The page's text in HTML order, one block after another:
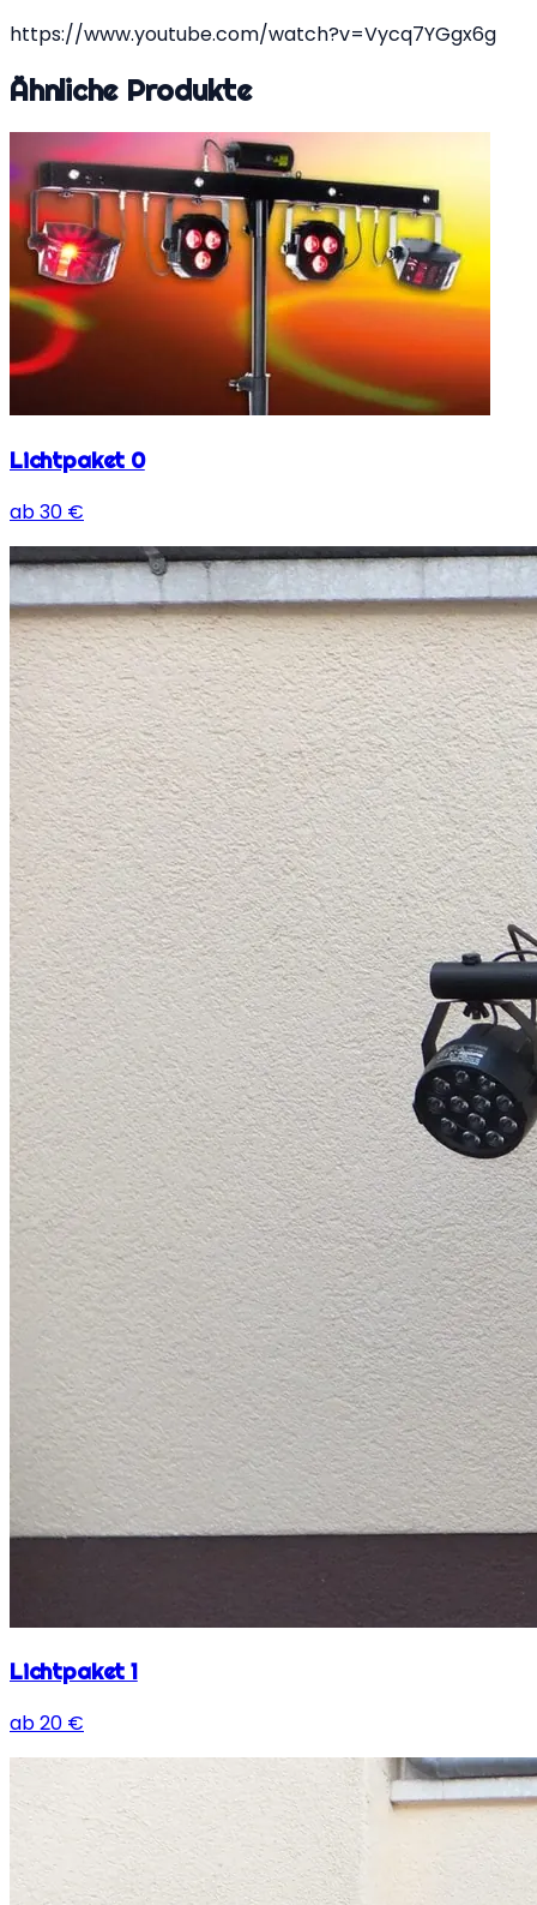
https://www.youtube.com/watch?v=Vycq7YGgx6g
Ähnliche Produkte
Lichtpaket 0
ab30 €
Lichtpaket 1
ab20 €